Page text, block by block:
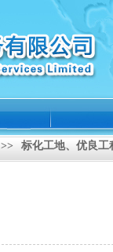
>> 标化工地、优良工